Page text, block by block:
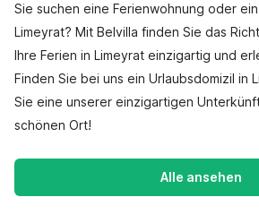
Sie suchen eine Ferienwohnung oder
Limeyrat? Mit Belvilla finden Sie das
Ihre Ferien in Limeyrat einzigartig und
Finden Sie bei uns ein Urlaubsdomizil in
Sie eine unserer einzigartigen
schönen Ort!
Alle ansehen